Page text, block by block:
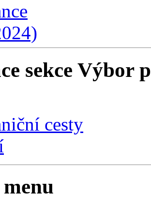
sekce Výbor
cesty